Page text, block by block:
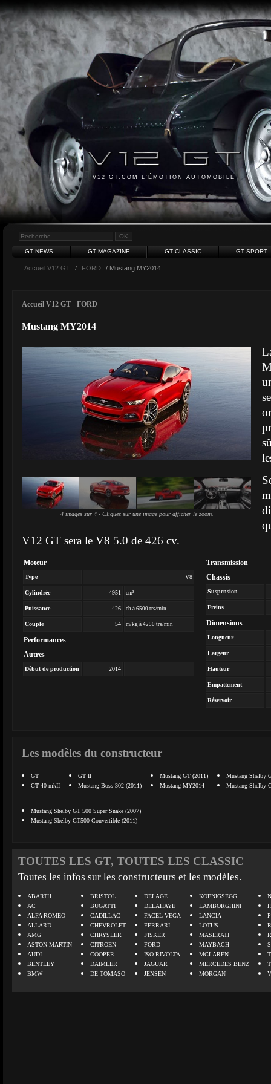
V12 GT.COM L'ÉMOTION AUTOMOBILE
GT NEWS GT MAGAZINE GT CLASSIC GT SPORT
Accueil V12 GT / FORD / Mustang MY2014
Accueil V12 GT - FORD
Mustang MY2014
4 images sur 4 - Cliquez sur une image pour afficher le zoom.
V12 GT sera le V8 5.0 de 426 cv.
Moteur
Type V8
Cylindrée 4951 cm³
Puissance 426 ch à 6500 trs/min
Couple 54 m/kg à 4250 trs/min
Performances
Autres
Début de production 2014
Transmission
Chassis
Suspension
Freins
Dimensions
Longueur
Largeur
Hauteur
Empattement
Réservoir
Les modèles du constructeur
GT
GT 40 mkII
GT II
Mustang Boss 302 (2011)
Mustang GT (2011)
Mustang MY2014
Mustang Shelby
Mustang Shelby
Mustang Shelby GT 500 Super Snake (2007)
Mustang Shelby GT500 Convertible (2011)
TOUTES LES GT, TOUTES LES CLASSIC
Toutes les infos sur les constructeurs et les modèles.
ABARTH
AC
ALFA ROMEO
ALLARD
AMG
ASTON MARTIN
AUDI
BENTLEY
BMW
BRISTOL
BUGATTI
CADILLAC
CHEVROLET
CHRYSLER
CITROEN
COOPER
DAIMLER
DE TOMASO
DELAGE
DELAHAYE
FACEL VEGA
FERRARI
FISKER
FORD
ISO RIVOLTA
JAGUAR
JENSEN
KOENIGSEGG
LAMBORGHINI
LANCIA
LOTUS
MASERATI
MAYBACH
MCLAREN
MERCEDES BENZ
MORGAN